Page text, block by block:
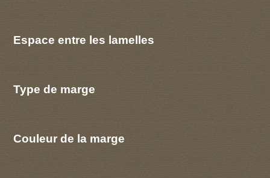
Espace entre les lamelles
Type de marge
Couleur de la marge